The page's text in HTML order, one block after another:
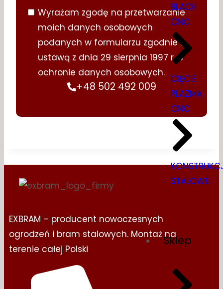
BLACH
CNC
CIĘCIE
PLAZMĄ
CNC
STALOWE
Sklep
Wyrażam zgodę na przetwarzanie
moich danych osobowych
podanych w formularzu zgodnie z
ustawą z dnia 29 sierpnia 1997 r. o
ochronie danych osobowych.
+48 502 492 009
EXBRAM – producent nowoczesnych
ogrodzeń i bram stalowych. Montaż na
terenie całej Polski